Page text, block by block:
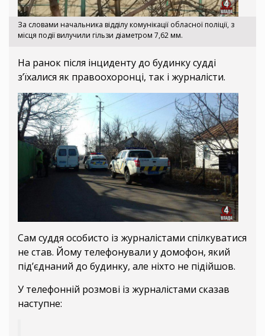
За словами начальника відділу комунікації обласної поліції, з
місця події вилучили гільзи діаметром 7,62 мм.
На ранок після інциденту до будинку судді
з’їхалися як правоохоронці, так і журналісти.
Сам суддя особисто із журналістами спілкуватися
не став. Йому телефонували у домофон, який
під’єднаний до будинку, але ніхто не підійшов.
У телефонній розмові із журналістами сказав
наступне: